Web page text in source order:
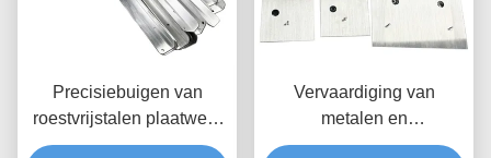
Precisiebuigen van
roestvrijstalen plaatwerk
en stalen
Vervaardiging van
metalen en
aluminiumplaten